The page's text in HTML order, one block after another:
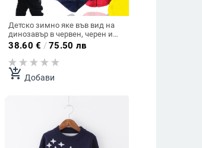
Детско зимно яке във вид на
динозавър в червен, черен и
тъмносин цвят с качулка
38.60 € /75.50 лв
add_shopping_cart Добави